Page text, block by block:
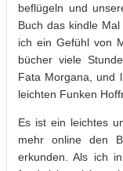
beflügeln und
Buch das kindle
ich ein Gefühl von
bücher viele
Fata Morgana, und
leichten Funken
Es ist ein leichtes
mehr online den
erkunden. Als ich